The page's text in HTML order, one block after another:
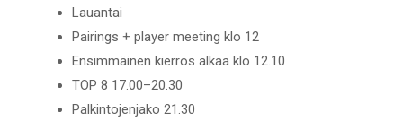
Lauantai
Pairings + player meeting klo 12
Ensimmäinen kierros alkaa klo 12.10
TOP 8 17.00–20.30
Palkintojenjako 21.30